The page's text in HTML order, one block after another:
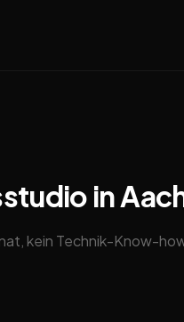
in
kein Technik-Know-